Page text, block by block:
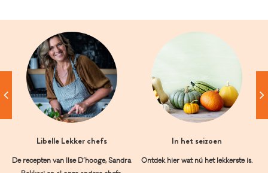
Libelle Lekker chefs
De recepten van Ilse D’hooge, Sandra
In het seizoen
Ontdek hier wat nú het lekkerste is.